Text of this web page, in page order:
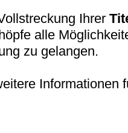
Ihrer
alle
zu gelangen.
Informationen